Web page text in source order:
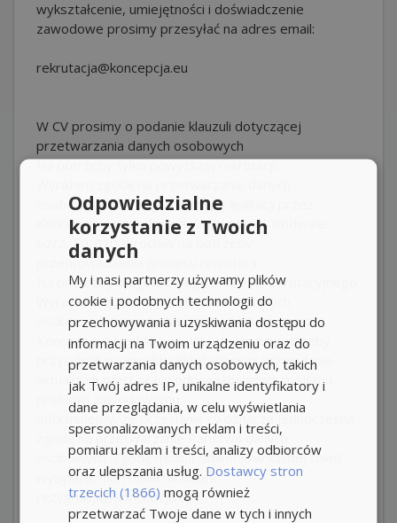
wykształcenie, umiejętności i doświadczenie
zawodowe prosimy przesyłać na adres email:
rekrutacja@koncepcja.eu
W CV prosimy o podanie klauzuli dotyczącej
przetwarzania danych osobowych
Na potrzeby tylko powyższej rekrutacji:
osobowych zawartych w mojej aplikacji przez
Koncepcja z siedzibą we Wrocławiu ul. Podwale
62/2, 50-010 Wrocław na potrzeby
przeprowadzenia procesu rekrutacji.
Na potrzeby długofalowego procesu rekrutacyjnego:
Wyrażam zgodę na przetwarzanie danych
osobowych zawartych w mojej aplikacji przez
Koncepcja z siedzibą we Wrocławiu na potrzeby
przyszłych procesów rekrutacji oraz przesyłanie
aktualnych ofert pracy odpowiadających mojemu
profilowi zawodowemu.
Informujemy, ze przesłanie cv oznacza jednoczesną
zgodę na przetwarzanie Państwa danych
osobowych. Zgodę można odwołać w każdej chwili
wysyłając nam maila na adres:
rezygnacja@koncepcja.eu
Odpowiedzialne
korzystanie z Twoich
danych
My i nasi partnerzy używamy plików
cookie i podobnych technologii do
przechowywania i uzyskiwania dostępu do
informacji na Twoim urządzeniu oraz do
przetwarzania danych osobowych, takich
jak Twój adres IP, unikalne identyfikatory i
dane przeglądania, w celu wyświetlania
spersonalizowanych reklam i treści,
pomiaru reklam i treści, analizy odbiorców
oraz ulepszania usług. Dostawcy stron
trzecich (1866) mogą również
przetwarzać Twoje dane w tych i innych